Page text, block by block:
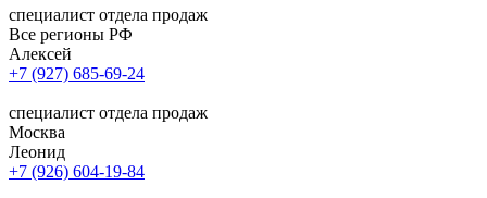
специалист отдела продаж
Все регионы РФ
Алексей
+7 (927) 685-69-24
специалист отдела продаж
Москва
Леонид
+7 (926) 604-19-84